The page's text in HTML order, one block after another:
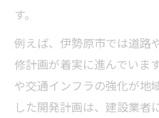
す。
例えば、伊勢原市では道路
修計画が着実に進んでいま
や交通インフラの強化が地
した開発計画は、建設業者